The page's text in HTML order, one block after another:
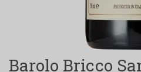
Barolo Bricco